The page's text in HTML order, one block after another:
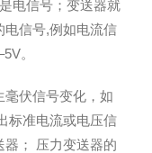
电信号；变送器就
电信号,例如电流信
。
伏信号变化，如
标准电流或电压信
； 压力变送器的